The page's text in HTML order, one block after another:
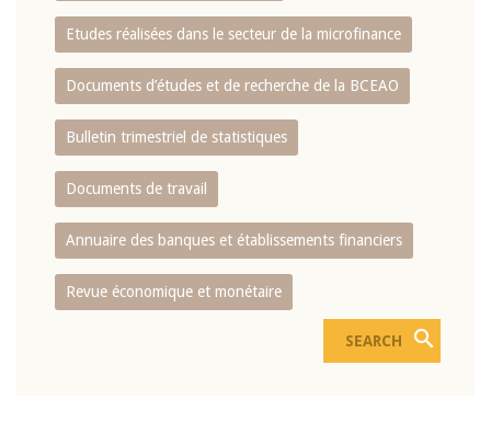
Etudes réalisées dans le secteur de la microfinance
Documents d’études et de recherche de la BCEAO
Bulletin trimestriel de statistiques
Documents de travail
Annuaire des banques et établissements financiers
Revue économique et monétaire